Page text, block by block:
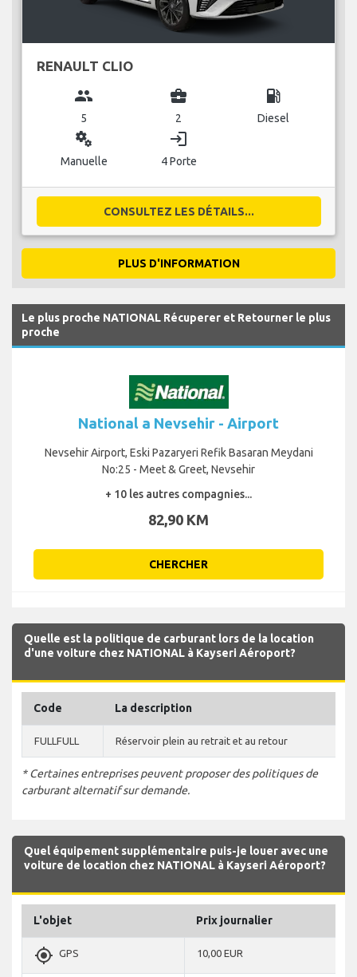
RENAULT CLIO
group
5
business_center
2
local_gas_station
Diesel
miscellaneous_services
Manuelle
login
4 Porte
CONSULTEZ LES DÉTAILS...
PLUS D'INFORMATION
Le plus proche NATIONAL Récuperer et Retourner le plus
proche
National a Nevsehir - Airport
Nevsehir Airport, Eski Pazaryeri Refik Basaran Meydani
No:25 - Meet & Greet, Nevsehir
+ 10 les autres compagnies...
82,90 KM
CHERCHER
Quelle est la politique de carburant lors de la location
d'une voiture chez NATIONAL à Kayseri Aéroport?
Code La description
FULLFULL Réservoir plein au retrait et au retour
* Certaines entreprises peuvent proposer des politiques de
carburant alternatif sur demande.
Quel équipement supplémentaire puis-je louer avec une
voiture de location chez NATIONAL à Kayseri Aéroport?
L'objet Prix journalier
gps_fixed GPS 10,00 EUR